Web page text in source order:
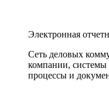
Электронная
Сеть деловых
компании, системы
процессы и